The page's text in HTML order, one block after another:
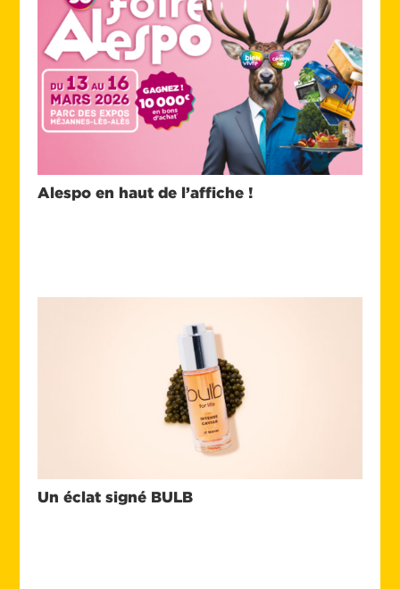
Alespo en haut de l’affiche !
Un éclat signé BULB